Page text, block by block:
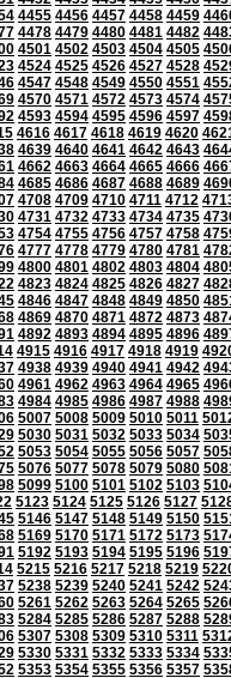
4455 4456 4457 4458 4459
4478 4479 4480 4481 4482
4501 4502 4503 4504 4505
4524 4525 4526 4527 4528
4547 4548 4549 4550 4551
4570 4571 4572 4573 4574
4593 4594 4595 4596 4597
4616 4617 4618 4619 4620
4639 4640 4641 4642 4643
4662 4663 4664 4665 4666
4685 4686 4687 4688 4689
4708 4709 4710 4711 4712
4731 4732 4733 4734 4735
4754 4755 4756 4757 4758
4777 4778 4779 4780 4781
4800 4801 4802 4803 4804
4823 4824 4825 4826 4827
4846 4847 4848 4849 4850
4869 4870 4871 4872 4873
4892 4893 4894 4895 4896
4915 4916 4917 4918 4919
4938 4939 4940 4941 4942
4961 4962 4963 4964 4965
4984 4985 4986 4987 4988
5007 5008 5009 5010 5011
5030 5031 5032 5033 5034
5053 5054 5055 5056 5057
5076 5077 5078 5079 5080
5099 5100 5101 5102 5103
5123 5124 5125 5126 5127
5146 5147 5148 5149 5150
5169 5170 5171 5172 5173
5192 5193 5194 5195 5196
5215 5216 5217 5218 5219
5238 5239 5240 5241 5242
5261 5262 5263 5264 5265
5284 5285 5286 5287 5288
5307 5308 5309 5310 5311
5330 5331 5332 5333 5334
5353 5354 5355 5356 5357